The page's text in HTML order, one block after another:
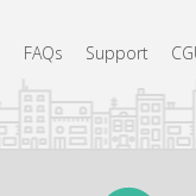
FAQs Support